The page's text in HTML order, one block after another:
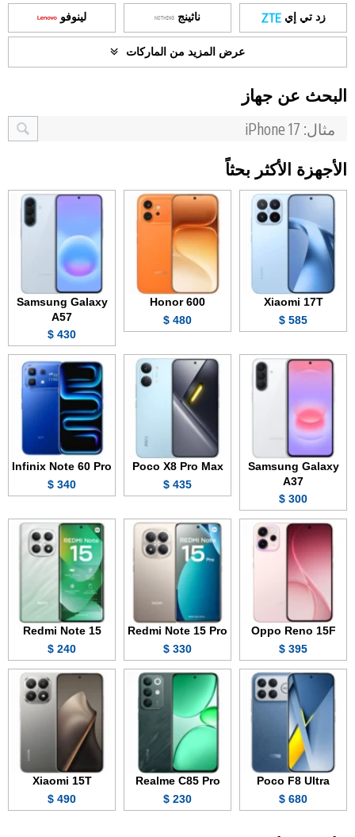
زد تي إي ناثينج لينوفو
عرض المزيد من الماركات
البحث عن جهاز
الأجهزة الأكثر بحثاً
Xiaomi 17T
585 $
Honor 600
480 $
Samsung Galaxy
A57
430 $
Samsung Galaxy
A37
300 $
Poco X8 Pro Max
435 $
Infinix Note 60 Pro
340 $
Oppo Reno 15F
395 $
Redmi Note 15 Pro
330 $
Redmi Note 15
240 $
Poco F8 Ultra
680 $
Realme C85 Pro
230 $
Xiaomi 15T
490 $